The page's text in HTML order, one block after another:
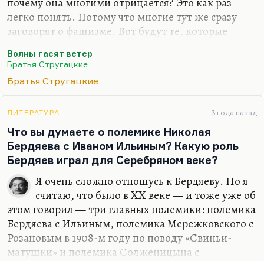
легко понять. Потому что многие тут же сразу
заговорят о фашизме. Вот будут те, которые
деградировать или эволюционировать назад. Это
ужасно. И многие даже говорят о фашизме, о
том, что быдло (ну, они все говорят «быдло»), и,
разделение. «С народцем-то вам не повезло!» —
это тоже вечная фраза. «Не повезло нашей
интеллигенции-то с народцем!» Ну и сама идея
разделения им почему-то представляется
фашистской.
Нет в этом ничего фашистского. Наоборот,…
Волны гасят ветер
Братья Стругацкие
Братья Стругацкие
ЛИТЕРАТУРА 3 года назад
Что вы думаете о полемике Николая
Бердяева с Иваном Ильиным? Какую роль
Бердяев играл для Серебряном веке?
Я очень сложно отношусь к Бердяеву. Но я
считаю, что было в XX веке — и тоже уже об
этом говорил — три главных полемики: полемика
Бердяева с Ильиным, полемика Мережковского с
Розановым в 1908-м году по поводу «Свиньи-
матушки» и полемика Солженицына с